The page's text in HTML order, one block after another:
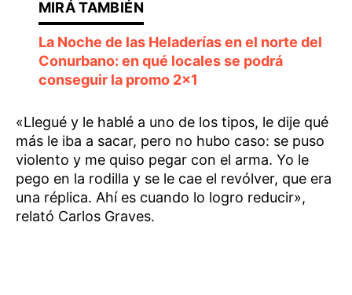
La Noche de las Heladerías en el norte del
Conurbano: en qué locales se podrá
conseguir la promo 2×1
«Llegué y le hablé a uno de los tipos, le dije qué
más le iba a sacar, pero no hubo caso: se puso
violento y me quiso pegar con el arma. Yo le
pego en la rodilla y se le cae el revólver, que era
una réplica. Ahí es cuando lo logro reducir»,
relató Carlos Graves.